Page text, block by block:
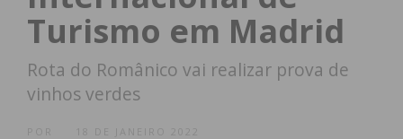
Turismo em Madrid
Rota do Românico vai realizar prova de
vinhos verdes
18 DE JANEIRO 2022